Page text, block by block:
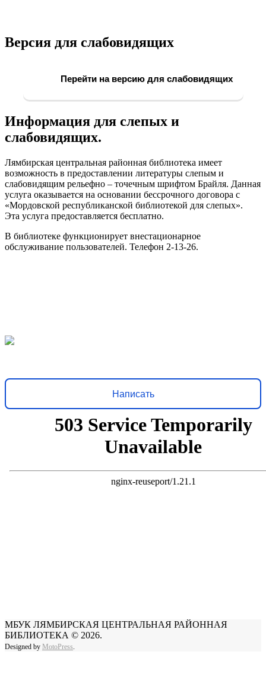
Версия для слабовидящих
Перейти на версию для слабовидящих
Информация для слепых и
слабовидящих.
Лямбирская центральная районная библиотека имеет
возможность в предоставлении литературы слепым и
слабовидящим рельефно – точечным шрифтом Брайля. Данная
услуга оказывается на основании бессрочного договора с
«Мордовской республиканской библиотекой для слепых».
Эта услуга предоставляется бесплатно.
В библиотеке функционирует внестационарное
обслуживание пользователей. Телефон 2-13-26.
Написать
МБУК ЛЯМБИРСКАЯ ЦЕНТРАЛЬНАЯ РАЙОННАЯ
БИБЛИОТЕКА © 2026.
Designed by MotoPress.